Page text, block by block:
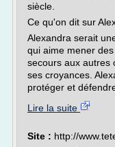
siècle.
Ce qu'on dit sur
Alexandra serait
qui aime mener
secours aux autres
ses croyances.
protéger et
Lire la suite
Site : http://